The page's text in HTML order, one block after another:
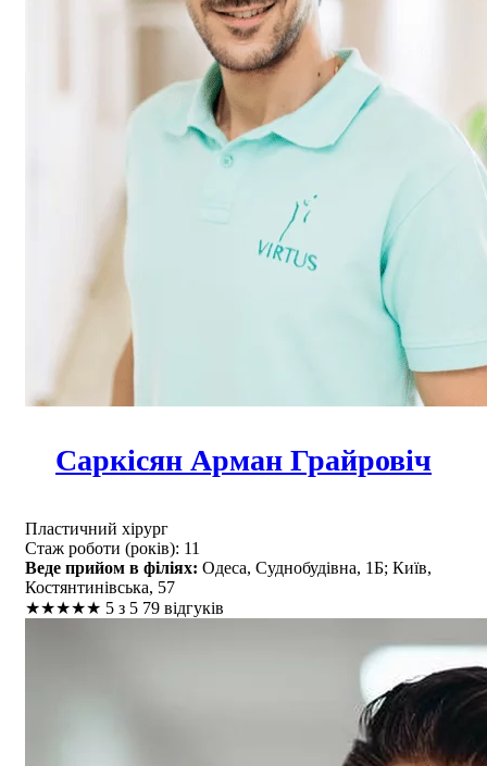
Саркісян Арман Грайровіч
Пластичний хірург
Стаж роботи (років): 11
Веде прийом в філіях: Одеса, Суднобудівна, 1Б; Київ,
Костянтинівська, 57
★★★★★ 5 з 5 79 відгуків